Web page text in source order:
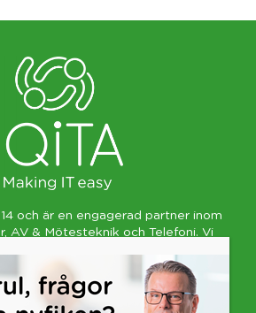
och är en engagerad partner inom
, AV & Mötesteknik och Telefoni. Vi
de bästa, inte de fetaste eller
är alltid viktigast för att
nytta och förbättring.